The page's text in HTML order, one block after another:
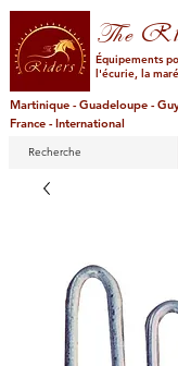
The
Équipements
l'écurie, la
Martinique - Guadeloupe -
France - International